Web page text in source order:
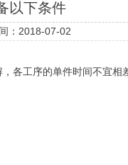
以下条件
：2018-07-02
各工序的单件时间不宜相